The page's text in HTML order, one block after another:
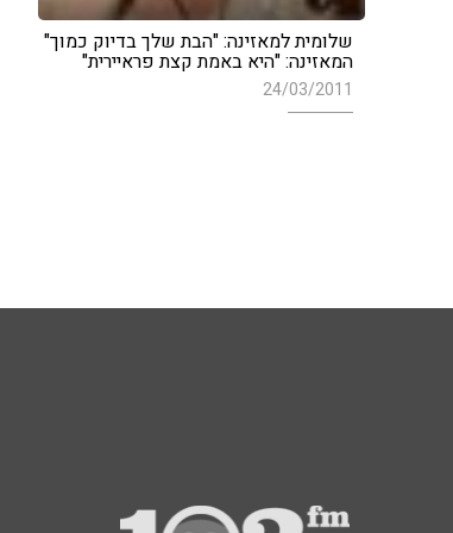
שלומית למאזינה: "הבת שלך בדיוק כמוך"
המאזינה: "היא באמת קצת פראיירית"
24/03/2011